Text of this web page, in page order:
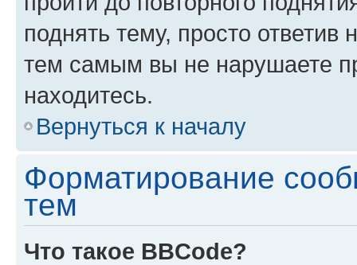
поднять тему, просто ответив
тем самым вы не нарушаете
находитесь.
Вернуться к началу
Форматирование
тем
Что такое BBCode?